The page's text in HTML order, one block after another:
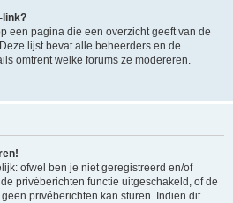
link?
een pagina die een overzicht geeft van de
lijst bevat alle beheerders en de
omtrent welke forums ze modereren.
ofwel ben je niet geregistreerd en/of
privéberichten functie uitgeschakeld, of de
privéberichten kan sturen. Indien dit